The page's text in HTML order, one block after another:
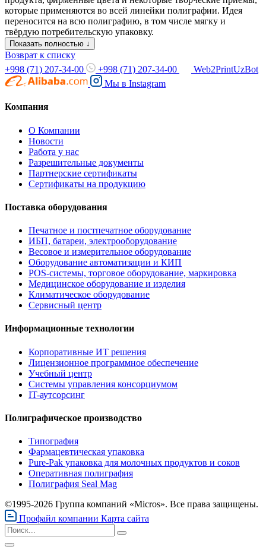
которые применяются во всей линейки полиграфии. Идея
переносится на всю полиграфию, в том числе мягку и
твёрдую потребительскую упаковку.
Показать полностью ↓
Возврат к списку
+998 (71) 207-34-00
+998 (71) 207-34-00
Web2PrintUzBot
Мы в Instagram
Компания
О Компании
Новости
Работа у нас
Разрешительные документы
Партнерские сертификаты
Сертификаты на продукцию
Поставка оборудования
Печатное и постпечатное оборудование
ИБП, батареи, электрооборудование
Весовое и измерительное оборудование
Оборудование автоматизации и КИП
POS-системы, торговое оборудование, маркировка
Медицинское оборудование и изделия
Климатическое оборудование
Сервисный центр
Информационные технологии
Корпоративные ИТ решения
Лицензионное программное обеспечение
Учебный центр
Системы управления консорциумом
IT-аутсорсинг
Полиграфическое производство
Типография
Фармацевтическая упаковка
Pure-Pak упаковка для молочных продуктов и соков
Оперативная полиграфия
Полиграфия Seal Mag
©1995-2026 Группа компаний «Micros». Все права защищены.
Профайл компании Карта сайта